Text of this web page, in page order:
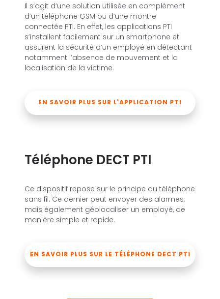
Il s’agit d’une solution utilisée en complément
d’un téléphone GSM ou d’une montre
connectée PTI. En effet, les applications PTI
s’installent facilement sur un smartphone et
assurent la sécurité d’un employé en détectant
notamment l’absence de mouvement et la
localisation de la victime.
EN SAVOIR PLUS SUR L'APPLICATION PTI
Téléphone DECT PTI
Ce dispositif repose sur le principe du téléphone
sans fil. Ce dernier peut envoyer des alarmes,
mais également géolocaliser un employé, de
manière simple et rapide.
EN SAVOIR PLUS SUR LE TÉLÉPHONE DECT PTI